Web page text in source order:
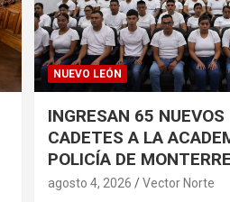
NUEVO LEÓN
INGRESAN 65 NUEVOS
CADETES A LA
POLICÍA DE
agosto 4, 2026 Vector Norte